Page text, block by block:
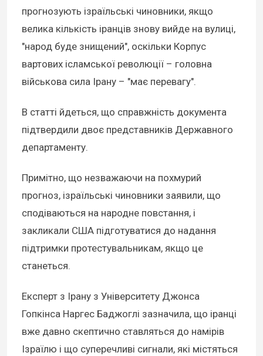
прогнозують ізраїльські чиновники, якщо
велика кількість іранців знову вийде на вулиці,
"народ буде знищений", оскільки Корпус
вартових ісламської революції – головна
військова сила Ірану – "має перевагу".
В статті йдеться, що справжність документа
підтвердили двоє представників Державного
департаменту.
Примітно, що незважаючи на похмурий
прогноз, ізраїльські чиновники заявили, що
сподіваються на народне повстання, і
закликали США підготуватися до надання
підтримки протестувальникам, якщо це
станеться.
Експерт з Ірану з Університету Джонса
Гопкінса Наргес Баджоглі зазначила, що іранці
вже давно скептично ставляться до намірів
Ізраїлю і що суперечливі сигнали, які містяться